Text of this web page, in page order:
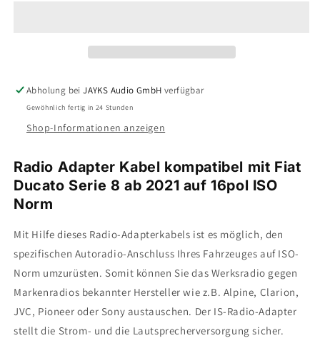
Norm
|
Fiat
Norm
|
Fiat
Abholung beiJAYKS Audio GmbH verfügbar
Gewöhnlich fertig in 24 Stunden
Shop-Informationen anzeigen
Radio Adapter Kabel kompatibel mit Fiat
Ducato Serie 8 ab 2021 auf 16pol ISO
Norm
Mit Hilfe dieses Radio-Adapterkabels ist es möglich, den
spezifischen Autoradio-Anschluss Ihres Fahrzeuges auf ISO-
Norm umzurüsten. Somit können Sie das Werksradio gegen
Markenradios bekannter Hersteller wie z.B. Alpine, Clarion,
JVC, Pioneer oder Sony austauschen. Der IS-Radio-Adapter
stellt die Strom- und die Lautsprecherversorgung sicher.